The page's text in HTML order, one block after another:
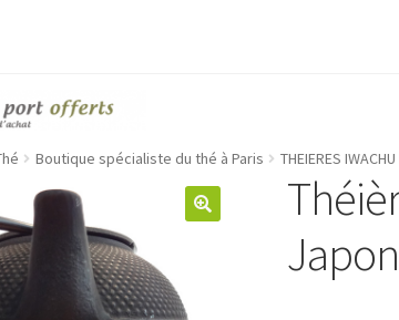
Boutique spécialiste du thé à Paris THEIERES